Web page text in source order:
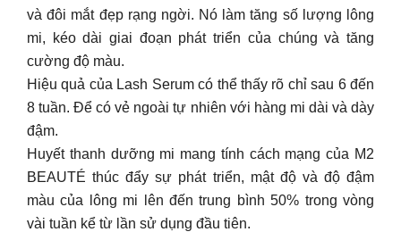
và đôi mắt đẹp rạng ngời. Nó làm tăng số lượng lông
mi, kéo dài giai đoạn phát triển của chúng và tăng
cường độ màu.
Hiệu quả của Lash Serum có thể thấy rõ chỉ sau 6 đến
8 tuần. Để có vẻ ngoài tự nhiên với hàng mi dài và dày
đậm.
Huyết thanh dưỡng mi mang tính cách mạng của M2
BEAUTÉ thúc đẩy sự phát triển, mật độ và độ đậm
màu của lông mi lên đến trung bình 50% trong vòng
vài tuần kể từ lần sử dụng đầu tiên.